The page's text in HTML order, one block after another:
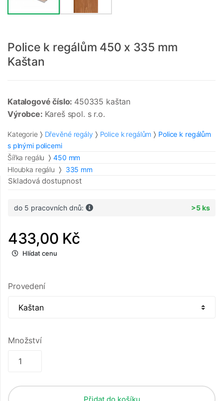
Police k regálům 450 x 335 mm
Kaštan
Katalogové číslo: 450335 kaštan
Výrobce: Kareš spol. s r.o.
Kategorie Dřevěné regály Police k regálům
Police k regálům
s plnými policemi
Šířka regálu
450 mm
Hloubka regálu
335 mm
Skladová dostupnost
do 5 pracovních dnů: >5 ks
433,00 Kč
Hlídat cenu
Provedení
Množství